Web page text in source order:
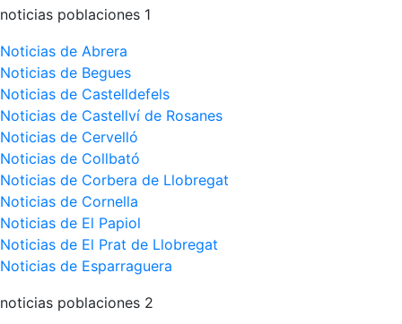
noticias poblaciones 1
Noticias de Abrera
Noticias de Begues
Noticias de Castelldefels
Noticias de Castellví de Rosanes
Noticias de Cervelló
Noticias de Collbató
Noticias de Corbera de Llobregat
Noticias de Cornella
Noticias de El Papiol
Noticias de El Prat de Llobregat
Noticias de Esparraguera
noticias poblaciones 2